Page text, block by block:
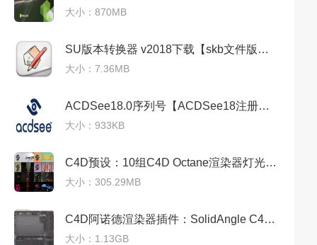
大小：870MB
SU版本转换器 v2018下载【skb文件版本转化器】完整版
大小：7.36MB
ACDSee18.0序列号【ACDSee18注册机】激活码
大小：933KB
C4D预设：10组C4D Octane渲染器灯光场景预设合集免费下载
大小：305.29MB
C4D阿诺德渲染器插件：SolidAngle C4DtoA 3.3.0 破解版免费下载
大小：1.13GB